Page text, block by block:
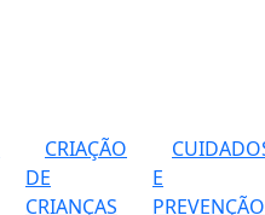
CRIAÇÃO
DE
CRIANÇAS
E
PREVENÇÃO